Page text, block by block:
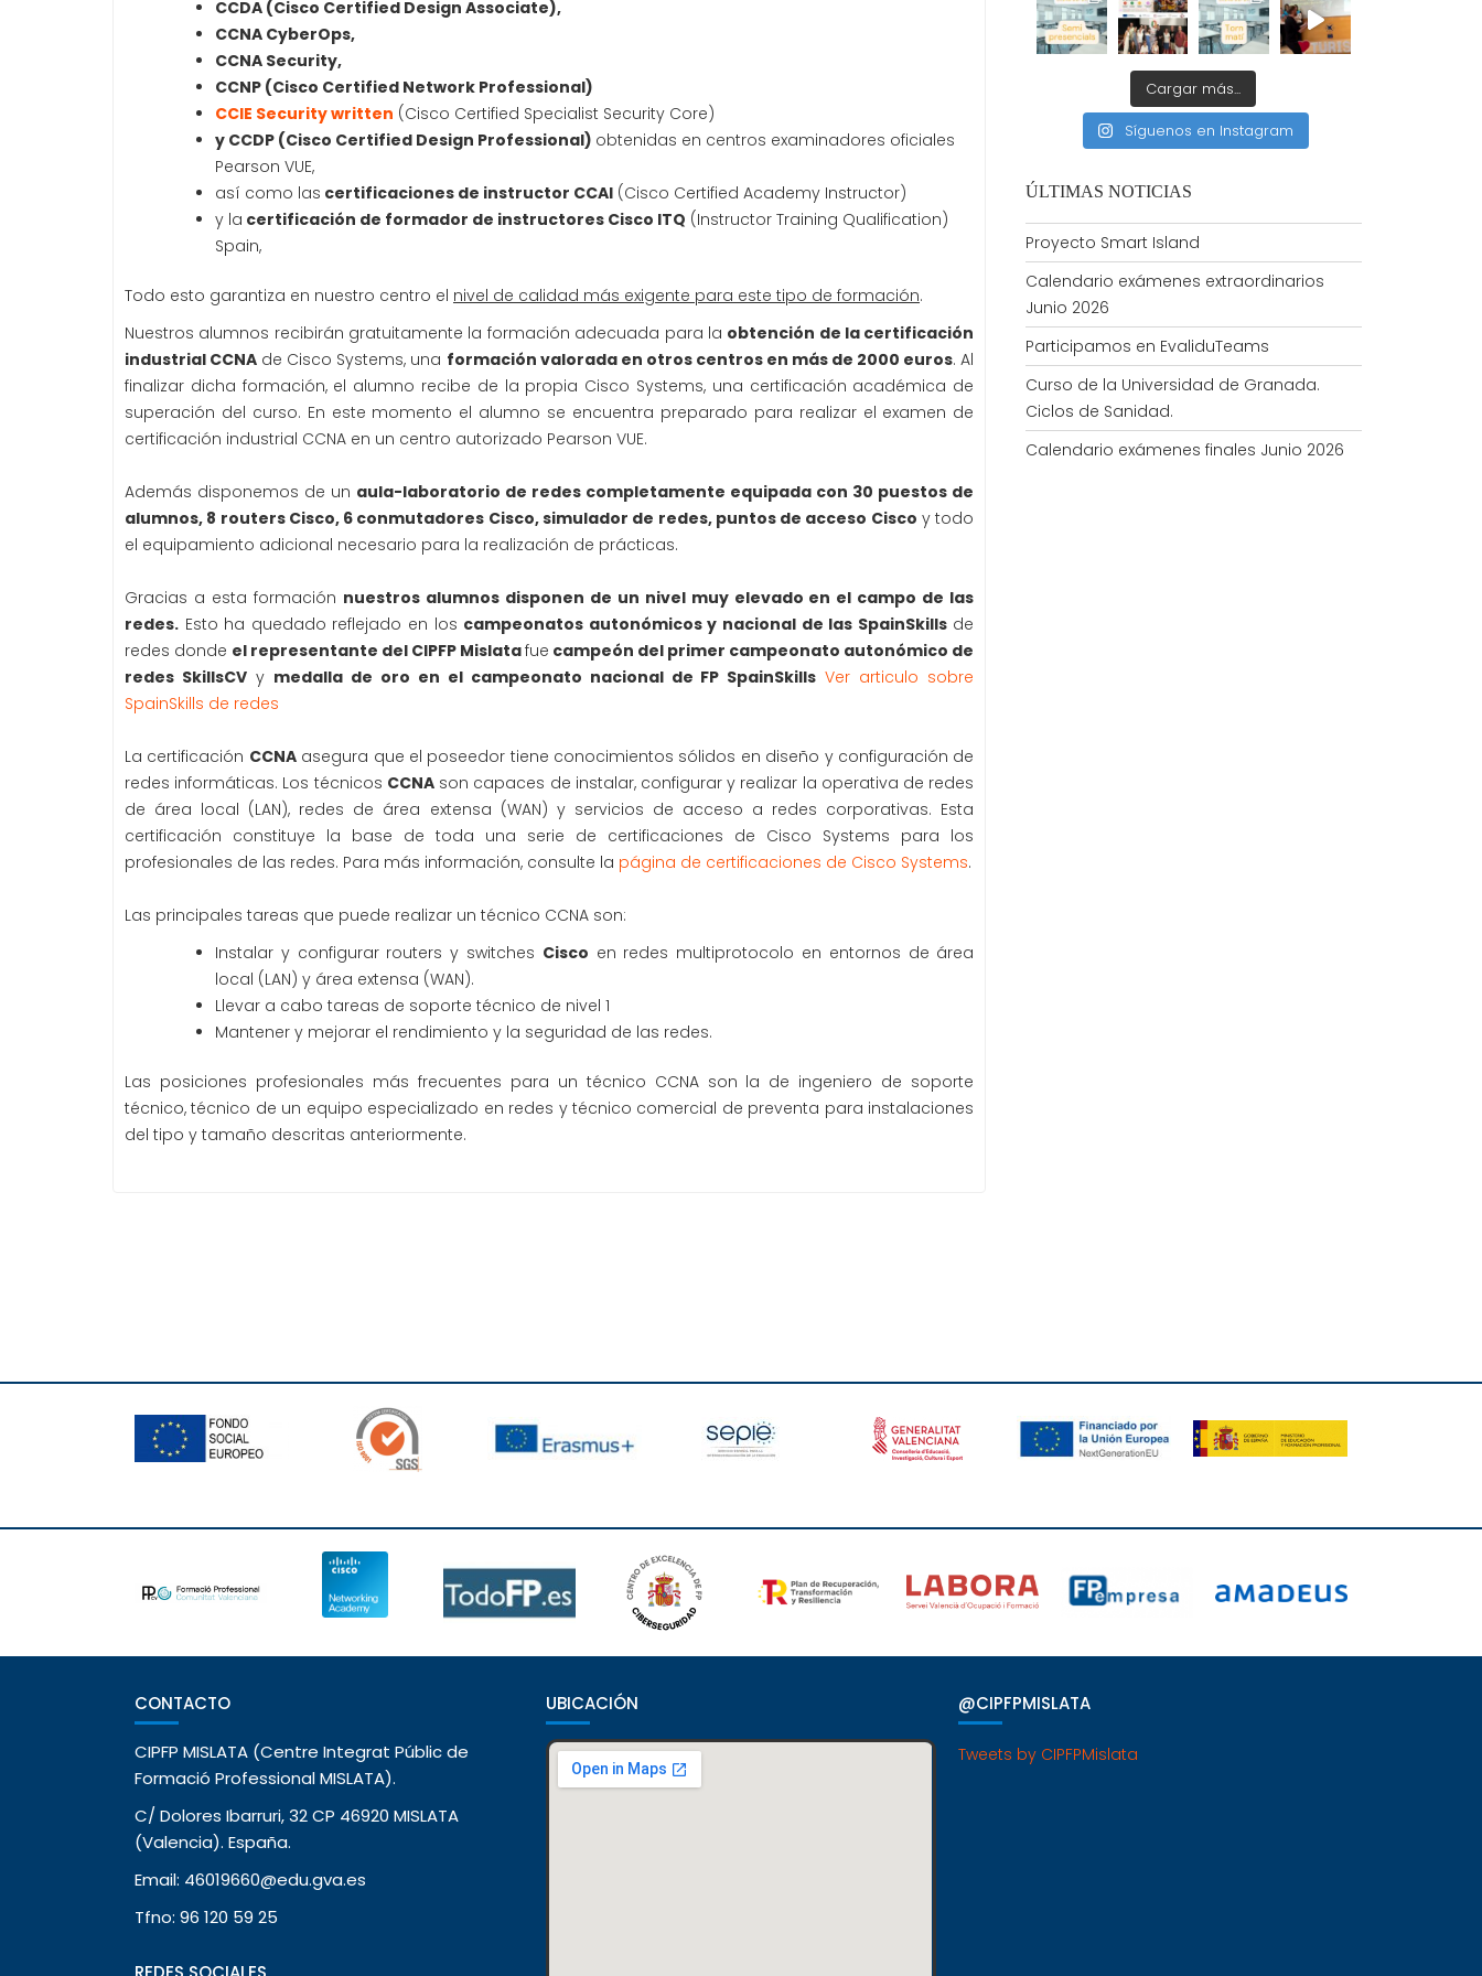
CCDA (Cisco Certified Design Associate),
CCNA CyberOps,
CCNA Security,
CCNP (Cisco Certified Network Professional)
CCIE Security written (Cisco Certified Specialist Security Core)
y CCDP (Cisco Certified Design Professional) obtenidas en centros examinadores oficiales
Pearson VUE,
así como las certificaciones de instructor CCAI (Cisco Certified Academy Instructor)
y la certificación de formador de instructores Cisco ITQ (Instructor Training Qualification)
Spain,
Todo esto garantiza en nuestro centro el nivel de calidad más exigente para este tipo de formación.
Nuestros alumnos recibirán gratuitamente la formación adecuada para la obtención de la certificación
industrial CCNA de Cisco Systems, una formación valorada en otros centros en más de 2000 euros. Al
finalizar dicha formación, el alumno recibe de la propia Cisco Systems, una certificación académica de
superación del curso. En este momento el alumno se encuentra preparado para realizar el examen de
certificación industrial CCNA en un centro autorizado Pearson VUE.
Además disponemos de un aula-laboratorio de redes completamente equipada con 30 puestos de
alumnos, 8 routers Cisco, 6 conmutadores Cisco, simulador de redes, puntos de acceso Cisco y todo
el equipamiento adicional necesario para la realización de prácticas.
Gracias a esta formación nuestros alumnos disponen de un nivel muy elevado en el campo de las
redes. Esto ha quedado reflejado en los campeonatos autonómicos y nacional de las SpainSkillsde
redes donde el representante del CIPFP Mislatafue campeón del primer campeonato autonómico de
redes SkillsCVy medalla de oro en el campeonato nacional de FP SpainSkills Ver articulo sobre
SpainSkills de redes
La certificación CCNAasegura que el poseedor tiene conocimientos sólidos en diseño y configuración de
redes informáticas. Los técnicos CCNAson capaces de instalar, configurar y realizar la operativa de redes
de área local (LAN), redes de área extensa (WAN) y servicios de acceso a redes corporativas. Esta
certificación constituye la base de toda una serie de certificaciones de Cisco Systems para los
profesionales de las redes. Para más información, consulte la página de certificaciones de Cisco Systems.
Las principales tareas que puede realizar un técnico CCNA son:
Instalar y configurar routers y switches Cisco en redes multiprotocolo en entornos de área
local (LAN) y área extensa (WAN).
Llevar a cabo tareas de soporte técnico de nivel 1
Mantener y mejorar el rendimiento y la seguridad de las redes.
Las posiciones profesionales más frecuentes para un técnico CCNA son la de ingeniero de soporte
técnico, técnico de un equipo especializado en redes y técnico comercial de preventa para instalaciones
del tipo y tamaño descritas anteriormente.
Cargar más...
Síguenos en Instagram
ÚLTIMAS NOTICIAS
Proyecto Smart Island
Calendario exámenes extraordinarios
Junio 2026
Participamos en EvaliduTeams
Curso de la Universidad de Granada.
Ciclos de Sanidad.
Calendario exámenes finales Junio 2026
CONTACTO
CIPFP MISLATA (Centre Integrat Públic de
Formació Professional MISLATA).
C/ Dolores Ibarruri, 32 CP 46920 MISLATA
(Valencia). España.
Email: 46019660@edu.gva.es
Tfno: 96 120 59 25
UBICACIÓN @CIPFPMISLATA
Tweets by CIPFPMislata